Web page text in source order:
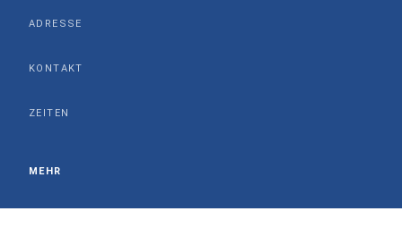
ADRESSE
KONTAKT
ZEITEN
MEHR